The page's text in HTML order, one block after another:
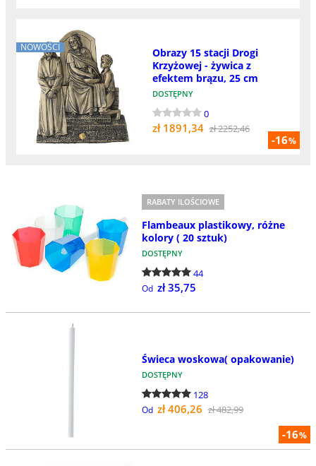
NOWOŚCI
-16%
Obrazy 15 stacji Drogi
Krzyżowej - żywica z
efektem brązu, 25 cm
DOSTĘPNY
0
zł 1891,34 zł 2252,46
RABATY ILOŚCIOWE
Flambeaux plastikowy, różne
kolory ( 20 sztuk)
DOSTĘPNY
44
Od zł 35,75
-16%
Świeca woskowa( opakowanie)
DOSTĘPNY
128
Od zł 406,26 zł 482,99